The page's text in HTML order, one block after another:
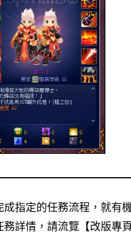
成指定的任務流程，就有
務詳情，請流覽【改版專